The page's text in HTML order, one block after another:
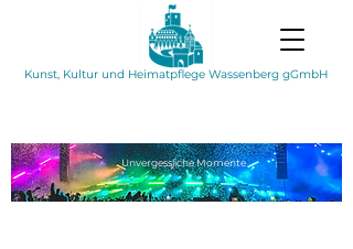
Kunst, Kultur und Heimatpflege Wassenberg gGmbH
UnvergesslicheMomente